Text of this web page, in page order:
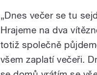
„Dnes večer se tu
Hrajeme na dva
totiž společně
všem zaplatí večeři.